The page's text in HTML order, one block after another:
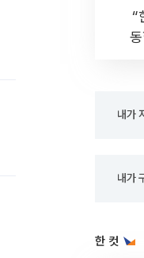
“
내가
내가
한 컷